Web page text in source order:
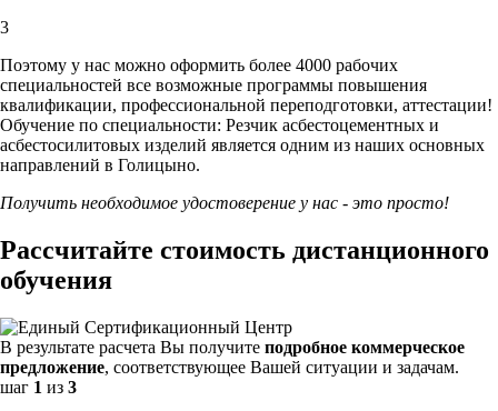
3
Поэтому у нас можно оформить более 4000 рабочих
специальностей все возможные программы повышения
квалификации, профессиональной переподготовки, аттестации!
Обучение по специальности: Резчик асбестоцементных и
асбестосилитовых изделий является одним из наших основных
направлений в Голицыно.
Получить необходимое удостоверение у нас - это просто!
Рассчитайте стоимость дистанционного
обучения
В результате расчета Вы получите подробное коммерческое
предложение, соответствующее Вашей ситуации и задачам.
шаг 1 из 3